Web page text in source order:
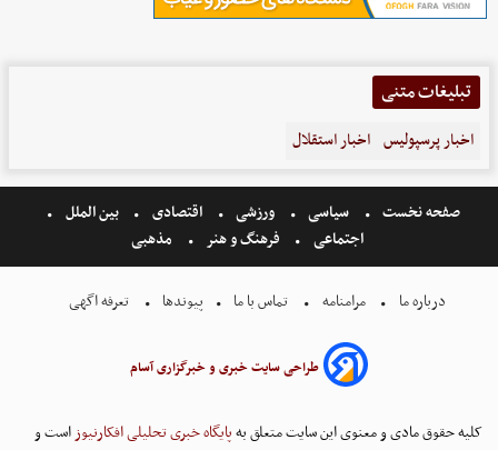
تبلیغات متنی
اخبار پرسپولیس اخبار استقلال
صفحه نخست سیاسی ورزشی اقتصادی
بین الملل
اجتماعی
فرهنگ و هنر مذهبی
درباره ما مرامنامه تماس با ما پیوندها تعرفه اگهی
طراحی سایت خبری و خبرگزاری آسام
کلیه حقوق مادی و معنوی این سایت متعلق بهپایگاه خبری تحلیلی افکارنیوزاست و